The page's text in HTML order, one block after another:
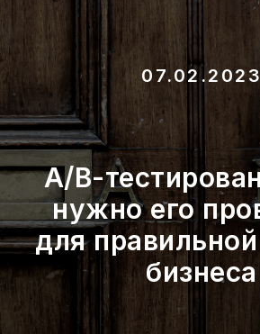
07.02.2023
A/B-
нужно его
для
бизнеса